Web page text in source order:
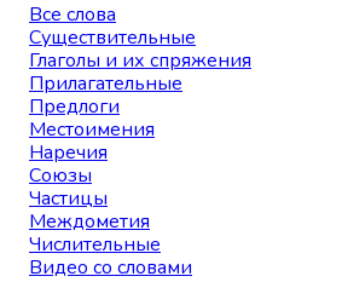
Все слова
Существительные
Глаголы и их спряжения
Прилагательные
Предлоги
Местоимения
Наречия
Союзы
Частицы
Междометия
Числительные
Видео со словами